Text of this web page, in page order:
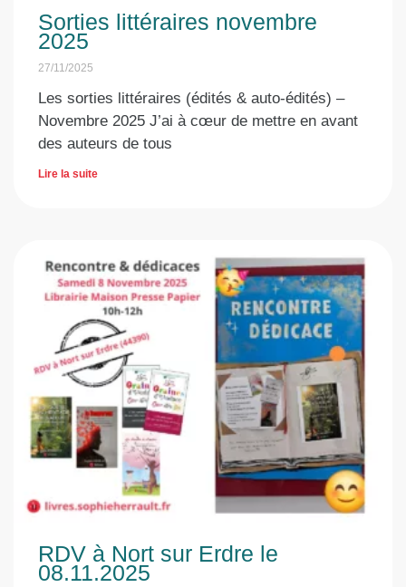
Sorties littéraires novembre
2025
27/11/2025
Les sorties littéraires (édités & auto-édités) –
Novembre 2025 J’ai à cœur de mettre en avant
des auteurs de tous
Lire la suite
RDV à Nort sur Erdre le
08.11.2025